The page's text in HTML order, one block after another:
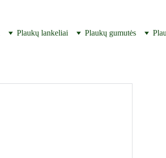
Plaukų lankeliai Plaukų gumutės